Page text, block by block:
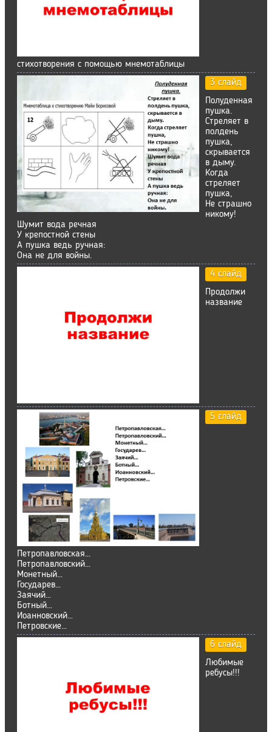
стихотворения с помощью мнемотаблицы
3 слайд
Полуденная
пушка.
Стреляет в
полдень
пушка,
скрывается
в дыму.
Когда
стреляет
пушка,
Не страшно
никому!
Шумит вода речная
У крепостной стены
А пушка ведь ручная:
Она не для войны.
4 слайд
Продолжи
название
5 слайд
Петропавловская…
Петропавловский…
Монетный…
Государев…
Заячий…
Ботный…
Иоанновский…
Петровские…
6 слайд
Любимые
ребусы!!!